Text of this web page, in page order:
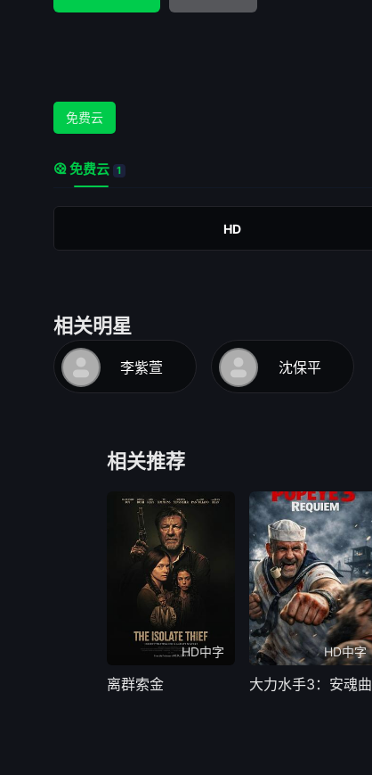
免费云
免费云 1
HD
相关明星
李紫萱 沈保平
相关推荐
HD中字
离群索金
HD中字
大力水手3：安魂曲